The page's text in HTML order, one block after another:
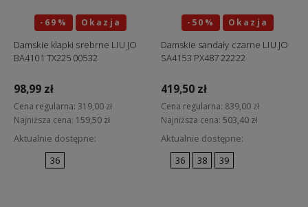
-69% Okazja
Damskie klapki srebrne LIU JO
BA4101 TX225 00532
98,99 zł
Cena regularna: 319,00 zł
Najniższa cena: 159,50 zł
Aktualnie dostępne:
36
-50% Okazja
Damskie sandały czarne LIU JO
SA4153 PX487 22222
419,50 zł
Cena regularna: 839,00 zł
Najniższa cena: 503,40 zł
Aktualnie dostępne:
36
38 39